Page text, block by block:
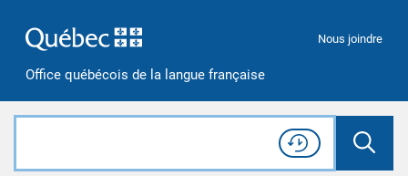
Office québécois de la langue française
Nous joindre
Rechercher dans tout le site
Lancer
Consulter l'
Historique
de recherche